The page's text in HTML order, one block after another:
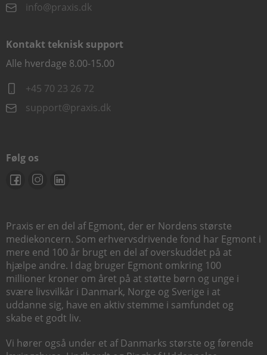
info@praxis.dk
Kontakt teknisk support
Alle hverdage 8.00-15.00
+45 70 23 26 72
support@praxis.dk
Følg os
Praxis er en del af Egmont, der er Nordens største
mediekoncern. Som erhvervsdrivende fond har Egmont i
mere end 100 år brugt en del af overskuddet på at
hjælpe andre. I dag bruger Egmont omkring 100
millioner kroner om året på at støtte børn og unge i
svære livsvilkår i Danmark, Norge og Sverige i at
uddanne sig, have en aktiv stemme i samfundet og
skabe et godt liv.
Vi hører også under et af Danmarks største og førende